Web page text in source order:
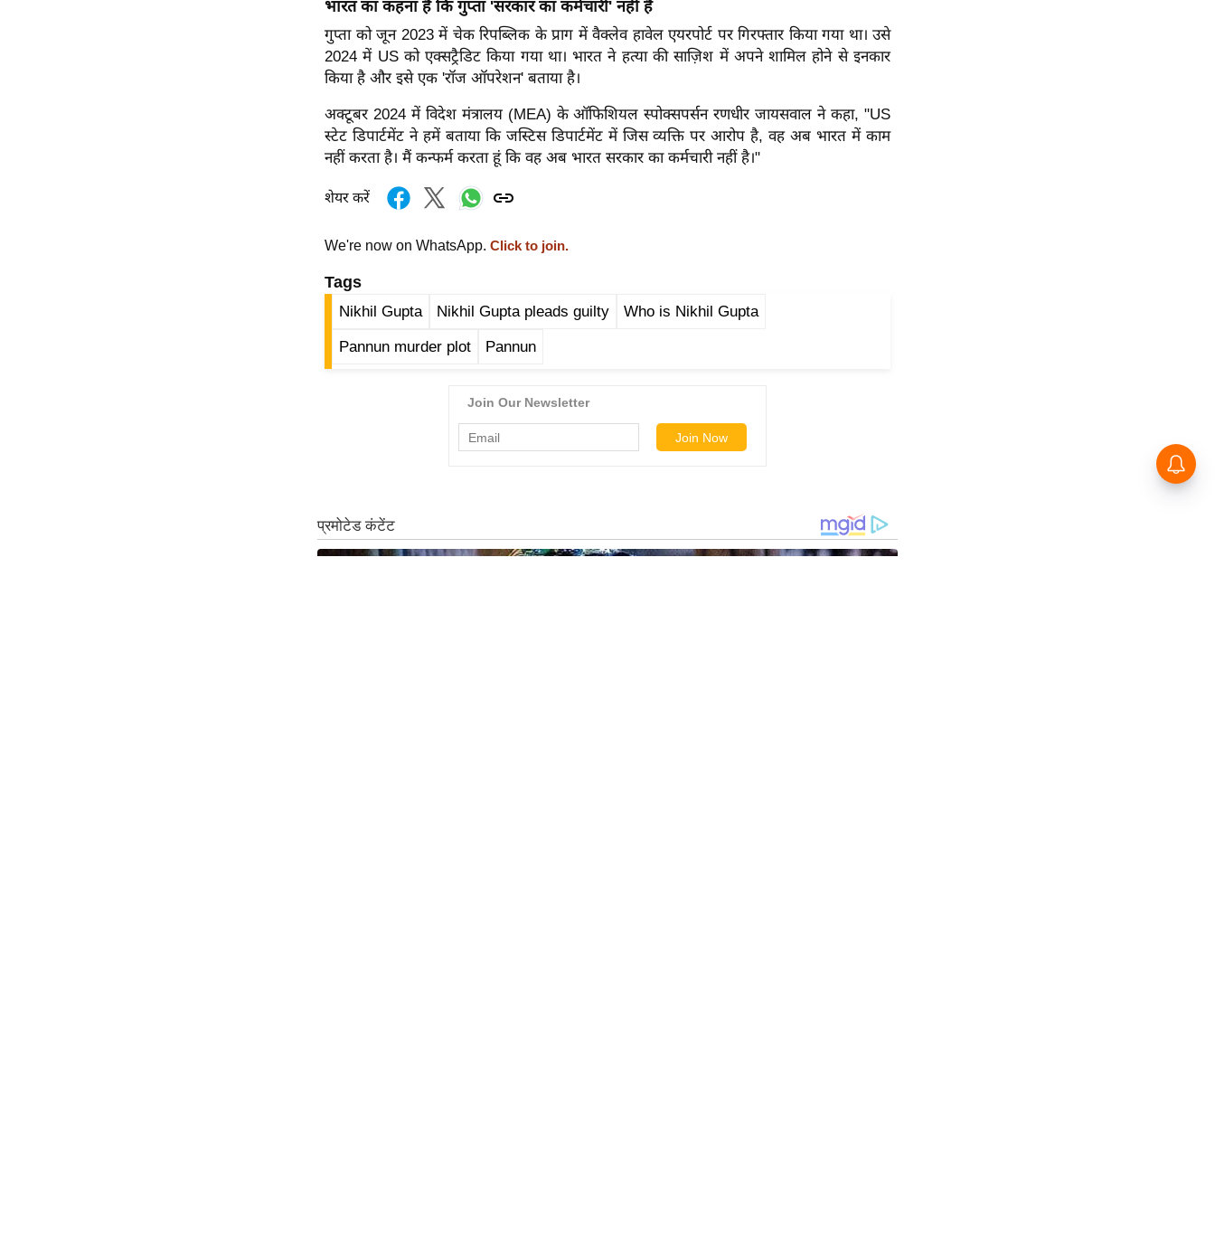
भारत का कहना है कि गुप्ता 'सरकार का कर्मचारी' नहीं है
गुप्ता को जून 2023 में चेक रिपब्लिक के प्राग में वैक्लेव हावेल एयरपोर्ट पर गिरफ्तार किया गया था। उसे
2024 में US को एक्सट्रैडिट किया गया था। भारत ने हत्या की साज़िश में अपने शामिल होने से इनकार
किया है और इसे एक 'रॉज ऑपरेशन' बताया है।
अक्टूबर 2024 में विदेश मंत्रालय (MEA) के ऑफिशियल स्पोक्सपर्सन रणधीर जायसवाल ने कहा, "US
स्टेट डिपार्टमेंट ने हमें बताया कि जस्टिस डिपार्टमेंट में जिस व्यक्ति पर आरोप है, वह अब भारत में काम
नहीं करता है। मैं कन्फर्म करता हूं कि वह अब भारत सरकार का कर्मचारी नहीं है।"
शेयर करें
We're now on WhatsApp. Click to join.
Tags
Nikhil Gupta Nikhil Gupta pleads guilty Who is Nikhil Gupta
Pannun murder plot Pannun